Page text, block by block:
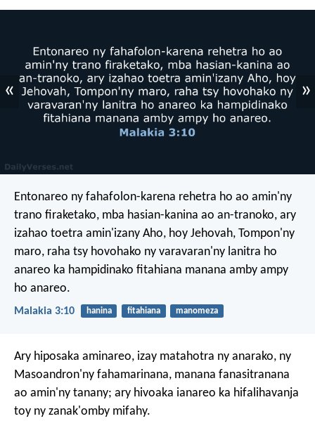
« »
Entonareo ny fahafolon-karena rehetra ho ao amin'ny
trano firaketako, mba hasian-kanina ao an-tranoko, ary
izahao toetra amin'izany Aho, hoy Jehovah, Tompon'ny
maro, raha tsy hovohako ny varavaran'ny lanitra ho
anareo ka hampidinako fitahiana manana amby ampy
ho anareo.
Malakia 3:10 hanina fitahiana manomeza
Ary hiposaka aminareo, izay matahotra ny anarako, ny
Masoandron'ny fahamarinana, manana fanasitranana
ao amin'ny tanany; ary hivoaka ianareo ka hifalihavanja
toy ny zanak'omby mifahy.